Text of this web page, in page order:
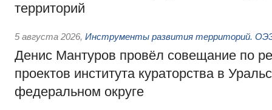
территорий
5 августа 2026, Инструменты развития территорий.
Денис Мантуров провёл совещание по
проектов института кураторства в
федеральном округе